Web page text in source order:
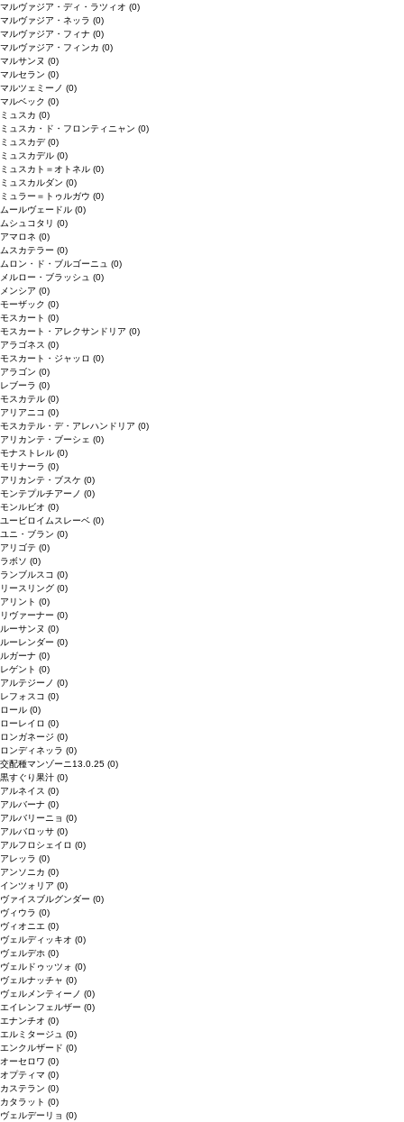
マルヴァジア・ディ・ラツィオ (0)
マルヴァジア・ネッラ (0)
マルヴァジア・フィナ (0)
マルヴァジア・フィンカ (0)
マルサンヌ (0)
マルセラン (0)
マルツェミーノ (0)
マルベック (0)
ミュスカ (0)
ミュスカ・ド・フロンティニャン (0)
ミュスカデ(0)
ミュスカデル (0)
ミュスカト＝オトネル (0)
ミュスカルダン (0)
ミュラー＝トゥルガウ (0)
ムールヴェードル (0)
ムシュコタリ (0)
アマロネ (0)
ムスカテラー (0)
ムロン・ド・ブルゴーニュ (0)
メルロー・ブラッシュ (0)
メンシア (0)
モーザック (0)
モスカート (0)
モスカート・アレクサンドリア (0)
アラゴネス (0)
モスカート・ジャッロ (0)
アラゴン (0)
レブーラ (0)
モスカテル (0)
アリアニコ (0)
モスカテル・デ・アレハンドリア (0)
アリカンテ・ブーシェ (0)
モナストレル (0)
モリナーラ (0)
アリカンテ・ブスケ (0)
モンテプルチアーノ (0)
モンルビオ (0)
ユービロイムスレーベ (0)
ユニ・ブラン (0)
アリゴテ (0)
ラボソ (0)
ランブルスコ (0)
リースリング (0)
アリント (0)
リヴァーナー (0)
ルーサンヌ (0)
ルーレンダー (0)
ルガーナ (0)
レゲント (0)
アルテジーノ (0)
レフォスコ (0)
ロール (0)
ローレイロ (0)
ロンガネージ (0)
ロンディネッラ (0)
交配種マンゾーニ13.0.25 (0)
黒すぐり果汁 (0)
アルネイス (0)
アルバーナ (0)
アルバリーニョ (0)
アルバロッサ (0)
アルフロシェイロ (0)
アレッラ (0)
アンソニカ (0)
インツォリア (0)
ヴァイスブルグンダー (0)
ヴィウラ (0)
ヴィオニエ (0)
ヴェルディッキオ (0)
ヴェルデホ (0)
ヴェルドゥッツォ (0)
ヴェルナッチャ (0)
ヴェルメンティーノ (0)
エイレンフェルザー (0)
エナンチオ (0)
エルミタージュ (0)
エンクルザード (0)
オーセロワ (0)
オプティマ (0)
カステラン (0)
カタラット (0)
ヴェルデーリョ (0)